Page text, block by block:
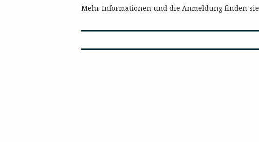
Mehr Informationen und die Anmeldung finden sie